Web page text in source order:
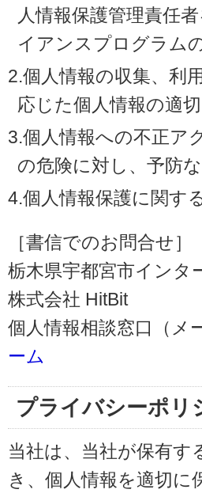
人情報保護管理責任
イアンスプログラム
2.個人情報の収集、利
応じた個人情報の適
3.個人情報への不正ア
の危険に対し、予防
4.個人情報保護に関す
［書信でのお問合せ］
栃木県宇都宮市インタ
株式会社 HitBit
個人情報相談窓口（メ
ーム
プライバシーポリ
当社は、当社が保有す
き、個人情報を適切